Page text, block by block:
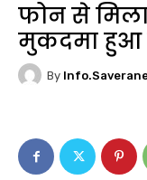
फोन से मिला
मुकदमा हुआ
By